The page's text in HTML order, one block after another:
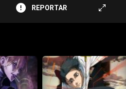
error REPORTAR